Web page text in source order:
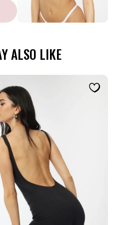
קופונים - ניתן לממש קופון אחד
משלוח, אריזת מתנה וגיפטקארד
ALSO LIKE